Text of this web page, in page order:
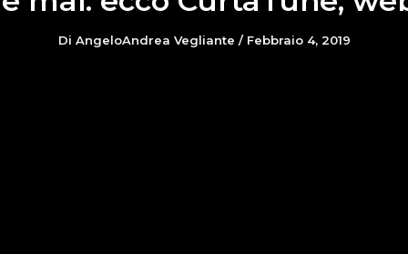
Di AngeloAndrea Vegliante / Febbraio 4, 2019